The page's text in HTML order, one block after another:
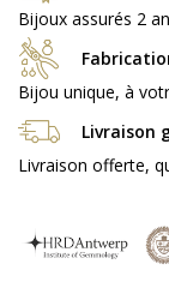
Bijoux assurés 2
Bijou unique, à
Livraison
Livraison offerte,